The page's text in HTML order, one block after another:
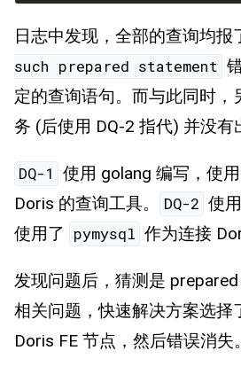
日志中发现，全部的查询均报
such prepared statement
定的查询语句。而与此同时，
务 (后使用 DQ-2 指代) 并没有
DQ-1 使用 golang 编写，使
Doris 的查询工具。
DQ-2 使
使用了
pymysql 作为连接
发现问题后，猜测是
相关问题，快速解决方案选择
Doris FE 节点，然后错误消失。